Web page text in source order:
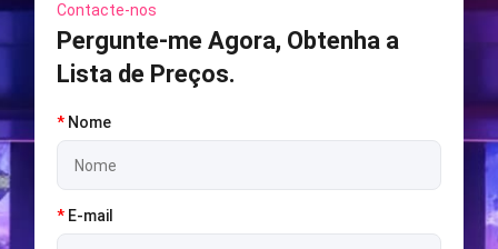
Contacte-nos
Pergunte-me Agora, Obtenha a
Lista de Preços.
* Nome
* E-mail